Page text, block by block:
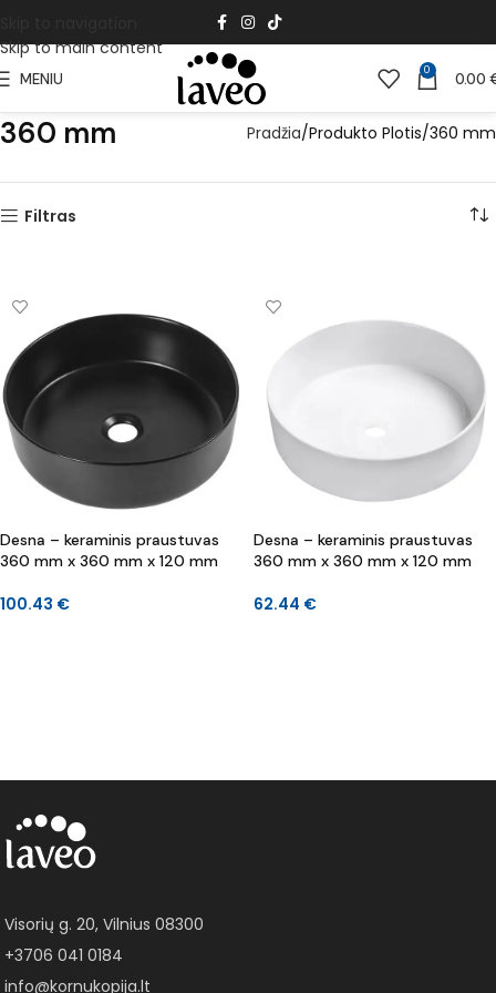
Skip to main content
MENIU 0 0.00
360 mm Pradžia Produkto Plotis 360 mm
Filtras
Desna – keraminis praustuvas
360 mm x 360 mm x 120 mm
100.43 €
Desna – keraminis praustuvas
360 mm x 360 mm x 120 mm
62.44 €
Visorių g. 20, Vilnius 08300
+3706 041 0184
info@kornukopija.lt